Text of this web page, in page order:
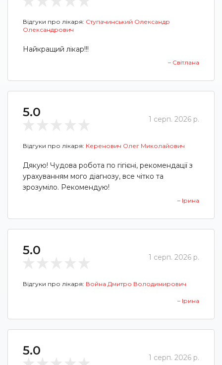
Відгуки про лікаря: Ступачинський Олександр
Олександрович
Найкращий лікар!!!
– Світлана
5.0 1 серп. 2026 р.
Відгуки про лікаря: Керенович Олег Миколайович
Дякую! Чудова робота по гігієні, рекомендації з
урахуванням мого діагнозу, все чітко та
зрозуміло. Рекомендую!
– Ірина
5.0 1 серп. 2026 р.
Відгуки про лікаря: Война Дмитро Володимирович
– Ірина
5.0 1 серп. 2026 р.